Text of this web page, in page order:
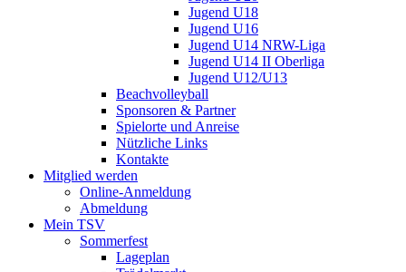
Jugend U18
Jugend U16
Jugend U14 NRW-Liga
Jugend U14 II Oberliga
Jugend U12/U13
Beachvolleyball
Sponsoren & Partner
Spielorte und Anreise
Nützliche Links
Kontakte
Mitglied werden
Online-Anmeldung
Abmeldung
Mein TSV
Sommerfest
Lageplan